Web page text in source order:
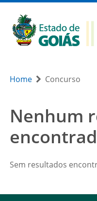
Home Concurso
Nenhum
Sem resultados